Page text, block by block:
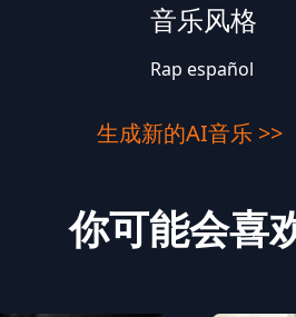
音乐风格
Rap español
生成新的AI音乐 >>
你可能会喜